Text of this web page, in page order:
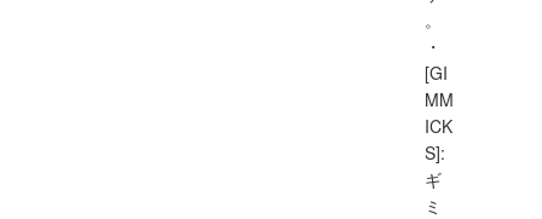
。
・
[GI
MM
ICK
S]:
ギ
ミ